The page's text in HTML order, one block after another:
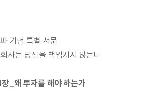
기념 특별 서문
사는 당신을 책임지지 않는다
_왜 투자를 해야 하는가